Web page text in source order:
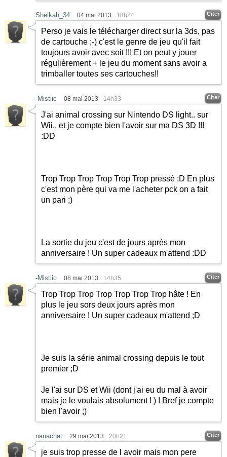
Sheikah_34 04 mai 2013 18h24 Citer
Perso je vais le télécharger direct sur la 3ds, pas
de cartouche ;-) c'est le genre de jeu qu'il fait
toujours avoir avec soit !!! Et on peut y jouer
régulièrement + le jeu du moment sans avoir a
trimballer toutes ses cartouches!!
-Mistiic 08 mai 2013 14h33 Citer
J'ai animal crossing sur Nintendo DS light.. sur
Wii.. et je compte bien l'avoir sur ma DS 3D !!!
:DD
Trop Trop Trop Trop Trop Trop pressé :D En plus
c'est mon père qui va me l'acheter pck on a fait
un pari ;)
La sortie du jeu c'est de jours après mon
anniversaire ! Un super cadeaux m'attend :DD
-Mistiic 08 mai 2013 14h35 Citer
Trop Trop Trop Trop Trop Trop Trop hâte ! En
plus le jeu sors deux jours après mon
anniversaire ! Un super cadeaux m'attend ;D
Je suis la série animal crossing depuis le tout
premier ;D
Je l'ai sur DS et Wii (dont j'ai eu du mal à avoir
mais je le voulais absolument ! ) ! Bref je compte
bien l'avoir ;)
nanachat 29 mai 2013 20h21 Citer
je suis trop presse de l avoir mais mon pere